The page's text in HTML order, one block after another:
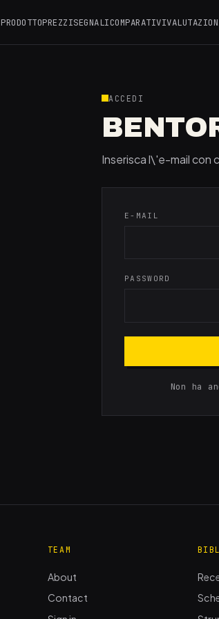
PRODOTTOPREZZISEGNALICOMPARATIVI
ACCEDI
Inserisca l\'e-mail con
E-MAIL
PASSWORD
Non ha
TEAM
About
Contact